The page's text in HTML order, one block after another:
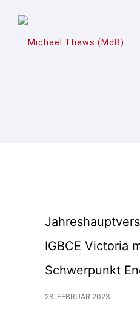
IGBCE Victoria
Schwerpunkt
28. FEBRUAR 2023